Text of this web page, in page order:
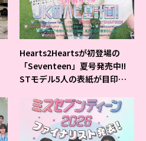
Hearts2Heartsが初登場の
「Seventeen」夏号発売中!!
STモデル5人の表紙が目印だ